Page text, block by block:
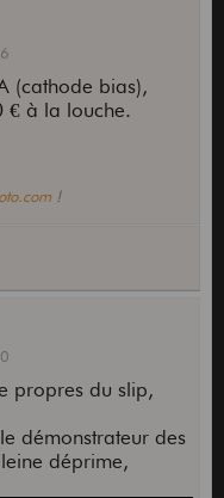
(cathode bias),
€ à la louche.
!
propres du slip,
démonstrateur des
déprime,